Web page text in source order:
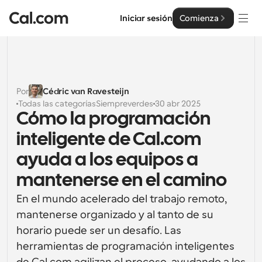
Iniciar sesión Comienza
Soluciones
Por tamaño del equipo
Para individuos
Programación personal hecha simple
Programación colaborativa para grupos
Para desarrolladores
Funciones y integraciones poderosas
Empresa
Desarrollador
Documentación del Desarrollador
Documentación para la plataforma Cal.com
API
Recursos
API
Crea tus propias integraciones con nuestra API pública
Precios
Por
Cédric van Ravesteijn
Todas las categoríasSiempreverdes 30 abr 2025
Cómo la programación
inteligente de Cal.com
ayuda a los equipos a
mantenerse en el camino
En el mundo acelerado del trabajo remoto,
mantenerse organizado y al tanto de su
horario puede ser un desafío. Las
herramientas de programación inteligentes